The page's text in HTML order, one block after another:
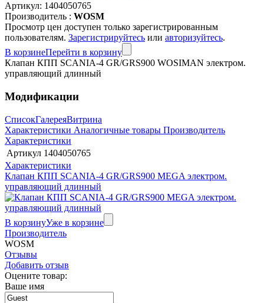
Артикул: 1404050765
Производитель : WOSM
Просмотр цен доступен только зарегистрированным
пользователям. Зарегистрируйтесь или авторизуйтесь.
В корзинеПерейти в корзину
Клапан КПП SCANIA-4 GR/GRS900 WOSIMAN электром.
управляющий длинный
Модификации
СписокГалереяВитрина
Характеристики Аналогичные товары Производитель
Характеристики
Артикул 1404050765
Характеристики
Клапан КПП SCANIA-4 GR/GRS900 MEGA электром.
управляющий длинный
В корзинуУже в корзине
Производитель
WOSM
Отзывы
Добавить отзыв
Оцените товар:
Ваше имя